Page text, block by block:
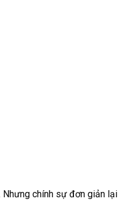
chính sự đơn giản